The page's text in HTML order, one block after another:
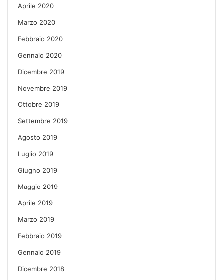
Aprile 2020
Marzo 2020
Febbraio 2020
Gennaio 2020
Dicembre 2019
Novembre 2019
Ottobre 2019
Settembre 2019
Agosto 2019
Luglio 2019
Giugno 2019
Maggio 2019
Aprile 2019
Marzo 2019
Febbraio 2019
Gennaio 2019
Dicembre 2018